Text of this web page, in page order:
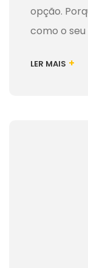
opção.
como o
LER MAIS +